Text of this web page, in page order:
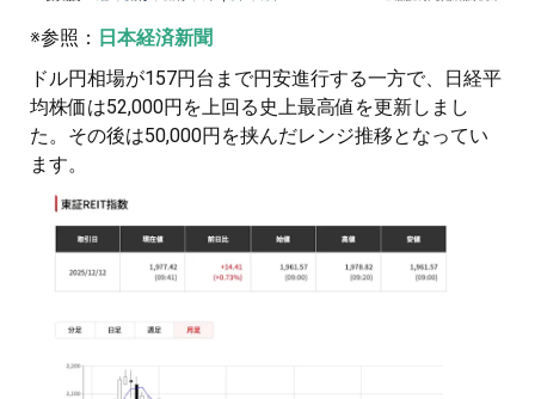
※参照： 日本経済新聞
ドル円相場が157円台まで円安進行する一方で、日経平
均株価は52,000円を上回る史上最高値を更新しまし
た。その後は50,000円を挟んだレンジ推移となってい
ます。